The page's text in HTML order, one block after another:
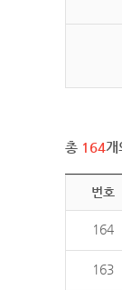
총 164개
번호
164
163